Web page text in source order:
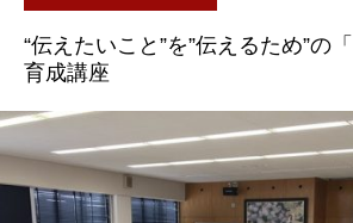
“伝えたいこと”を”伝えるため”の
育成講座